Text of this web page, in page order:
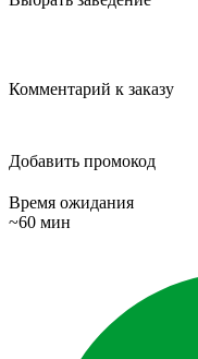
Комментарий к заказу
Добавить промокод
Время ожидания
~60 мин